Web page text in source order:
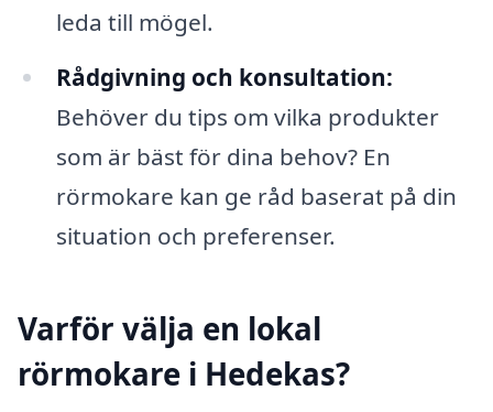
leda till mögel.
Rådgivning och konsultation:
Behöver du tips om vilka produkter
som är bäst för dina behov? En
rörmokare kan ge råd baserat på din
situation och preferenser.
Varför välja en lokal
rörmokare i Hedekas?